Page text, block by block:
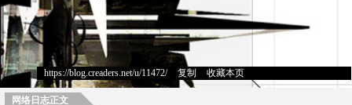
https://blog.creaders.net/u/11472/> 复制 收藏本页
网络日志正文